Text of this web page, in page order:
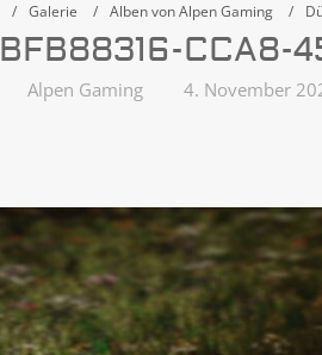
Galerie Alben von Alpen Gaming
BFB88316-CCA8-
Alpen Gaming 4. November